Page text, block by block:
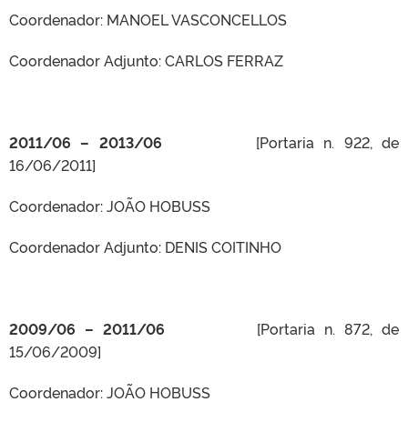
Coordenador: MANOEL VASCONCELLOS
Coordenador Adjunto: CARLOS FERRAZ
2011/06 – 2013/06 [Portaria n. 922, de
16/06/2011]
Coordenador: JOÃO HOBUSS
Coordenador Adjunto: DENIS COITINHO
2009/06 – 2011/06 [Portaria n. 872, de
15/06/2009]
Coordenador: JOÃO HOBUSS